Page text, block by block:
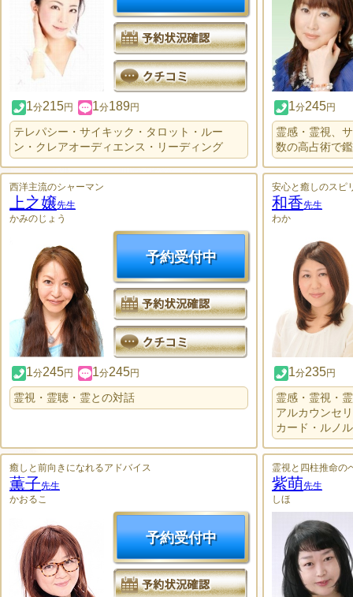
1分215円 1分189円
テレパシー・サイキック・タロット・ルー
ン・クレアオーディエンス・リーディング
1分245円
霊感・霊視、
数の高占術で
西洋主流のシャーマン
上之嬢先生
かみのじょう
予約受付中
1分245円 1分245円
霊視・霊聴・霊との対話
安心と癒しのスピ
和香先生
わか
1分235円
霊感・霊視・
アルカウンセ
カード・ルノ
癒しと前向きになれるアドバイス
薫子先生
かおるこ
予約受付中
霊視と四柱推命の
紫萌先生
しほ